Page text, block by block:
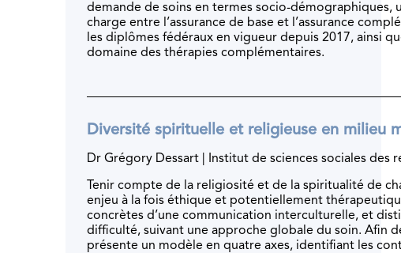
demande de soins en termes socio-démographiques,
charge entre l’assurance de base et l’assurance
les diplômes fédéraux en vigueur depuis 2017, ainsi
domaine des thérapies complémentaires.
Diversité spirituelle et religieuse en milieu
Dr Grégory Dessart | Institut de sciences sociales des
Tenir compte de la religiosité et de la spiritualité de
enjeu à la fois éthique et potentiellement
concrètes d’une communication interculturelle, et
difficulté, suivant une approche globale du soin. Afin
présente un modèle en quatre axes, identifiant les